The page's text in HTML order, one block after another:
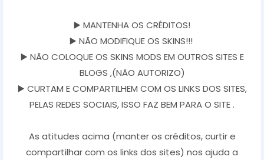
▶️ MANTENHA OS CRÉDITOS!
▶️ NÃO MODIFIQUE OS SKINS!!!
▶️ NÃO COLOQUE OS SKINS MODS EM OUTROS SITES E
BLOGS ,(NÃO AUTORIZO)
▶️ CURTAM E COMPARTILHEM COM OS LINKS DOS SITES,
PELAS REDES SOCIAIS, ISSO FAZ BEM PARA O SITE .
As atitudes acima (manter os créditos, curtir e
compartilhar com os links dos sites) nos ajuda a